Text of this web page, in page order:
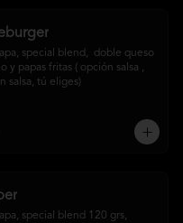
special blend,  doble queso
y papas fritas ( opción salsa ,
salsa, tú eliges)
special blend 120 grs,